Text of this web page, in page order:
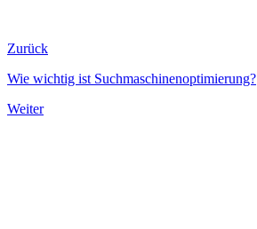
Zurück
Wie wichtig ist Suchmaschinenoptimierung?
Weiter